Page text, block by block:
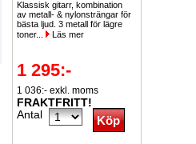
Klassisk gitarr, kombination
av metall- & nylonsträngar för
bästa ljud. 3 metall för lägre
toner...
Läs mer
1 295:-
1 036:- exkl. moms
FRAKTFRITT!
Antal